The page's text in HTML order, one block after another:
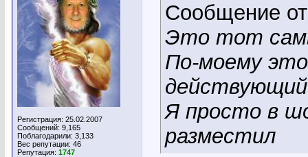
Регистрация: 25.02.2007
Сообщений: 9,165
Поблагодарили: 3,133
Вес репутации: 46
Репутация: 1747
Сообщение
Это тот
По-моему
Я просто в
разместил